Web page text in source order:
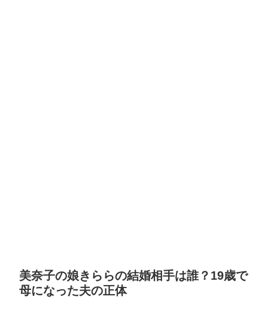
美奈子の娘きららの結婚相手は誰？19歳で
母になった夫の正体